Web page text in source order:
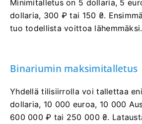
Minimitalletus on 5 dollaria, 5
dollaria, 300 ₽ tai 150 ₴.
tuo todellista voittoa lähemmäksi.
Binariumin maksimitalletus
Yhdellä tilisiirrolla voi tallettaa
dollaria, 10 000 euroa, 10 000
600 000 ₽ tai 250 000 ₴.